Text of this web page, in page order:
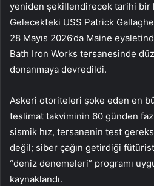
yeniden şekillendirecek tarihi bir
Gelecekteki USS Patrick
28 Mayıs 2026’da Maine
Bath Iron Works tersanesinde
donanmaya devredildi.
Askeri otoriteleri şoke eden en
teslimat takviminin 60 günden
sismik hız, tersanenin test
değil; siber çağın getirdiği
“deniz denemeleri” programı
kaynaklandı.